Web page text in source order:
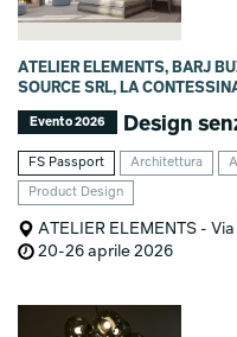
ATELIER ELEMENTS, BARJ
SOURCE SRL, LA
Evento 2026 Design
FS Passport Architettura
Product Design
ATELIER ELEMENTS -
20-26 aprile 2026